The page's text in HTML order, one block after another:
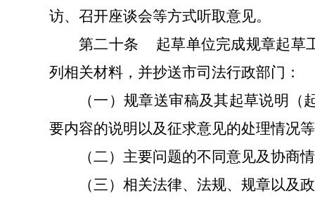
访、召开座谈会等方式听取意见。
第二十条
起草单位完成规章起草
列相关材料，并抄送市司法行政部门：
（一）规章送审稿及其起草说明（
要内容的说明以及征求意见的处理情况
（二） 主要问题的不同意见及协商
（三）相关法律、法规、规章以及